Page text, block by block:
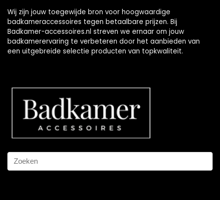
Wij zijn jouw toegewijde bron voor hoogwaardige
badkameraccessoires tegen betaalbare prijzen. Bij
Badkamer-accessoires.nl streven we ernaar om jouw
badkamerervaring te verbeteren door het aanbieden van
een uitgebreide selectie producten van topkwaliteit.